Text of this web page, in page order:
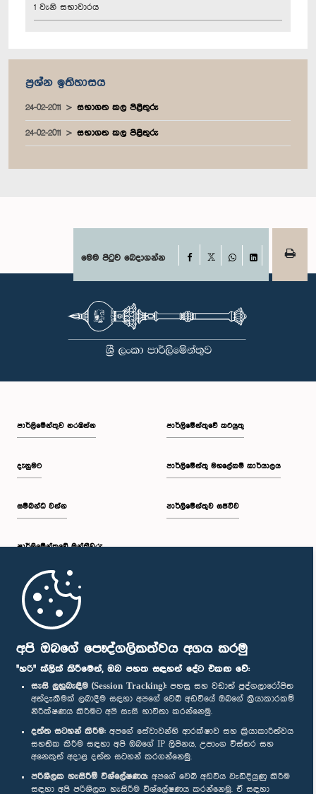
අපි ඔබගේ පෞද්ගලිකත්වය අගය කරමු
"හරි" ක්ලික් කිරීමෙන්, ඔබ පහත සඳහන් දේට එකඟ වේ:
සැසි ලුහුබැඳීම (Session Tracking): පහසු සහ වඩාත් පුද්ගලාරෝපිත
අත්දැකීමක් ලබාදීම සඳහා අපගේ වෙබ් අඩවියේ ඔබගේ ක්‍රියාකාරකම්
නිරීක්ෂණය කිරීමට අපි සැසි භාවිතා කරන්නෙමු.
දත්ත සටහන් කිරීම: අපගේ සේවාවන්හි ආරක්ෂාව සහ ක්‍රියාකාරීත්වය
සහතික කිරීම සඳහා අපි ඔබගේ IP ලිපිනය, උපාංග විස්තර සහ
අනෙකුත් අදාළ දත්ත සටහන් කරගන්නෙමු.
පරිශීලක හැසිරීම් විශ්ලේෂණය: අපගේ වෙබ් අඩවිය වැඩිදියුණු කිරීම
සඳහා අපි පරිශීලක හැසිරීම විශ්ලේෂණය කරන්නෙමු. ඒ සඳහා
1 වැනි සභාවාරය
ප්‍රශ්න ඉතිහාසය
24-02-2011 සභාගත කල පිළිතුරු
24-02-2011 සභාගත කල පිළිතුරු
මෙම පිටුව බෙදාගන්න Facebook
WhatsAppLinkedIn
පාර්ලි‌මේන්තුව නරඹන්න
දැනුමට
සම්බන්ධ වන්න
පාර්ලි‌මේන්තුවේ මන්ත්‍රීවරු
මුල් පිටුව
පාර්ලිමේන්තුවේ කටයුතු
පාර්ලිමේන්තු මහලේකම් කාර්යාලය
පාර්ලිමේන්තුව සජීවීව
පාර්ලිමේන්තු ජංගම යෙදුම
අප හා සම්බන්ධ වී සිටින්න :
සම්මාන